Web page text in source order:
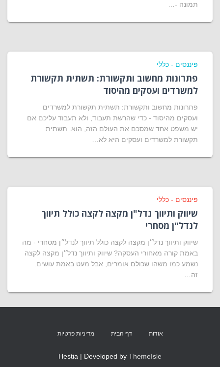
תמונה -…
פיננסים - כללי
פתרונות מחשוב ותקשורת: תשתית תקשורת
למשרדים ועסקים מהיסוד
פתרונות מחשוב ותקשורת: תשתית תקשורת למשרדים
ועסקים מהיסוד - כדי שהרשת תעבוד, ולא תעבוד עליכם אם
יש משפט אחד שמסכם את העולם הזה, הוא: תשתית
תקשורת למשרדים ועסקים היא לא…
פיננסים - כללי
שיווק ותיווך נדל"ן מקצה לקצה כולל תיווך
לנדל"ן מסחרי
שיווק ותיווך נדל״ן מקצה לקצה כולל תיווך לנדל״ן מסחרי - מה
באמת קורה מאחורי העסקה? שיווק ותיווך נדל״ן מקצה לקצה
נשמע כמו משהו שכולם אומרים, אבל מעט באמת עושים.
זה…
אודות דף הבית מדיניות פרטיות
Hestia | Developed by ThemeIsle